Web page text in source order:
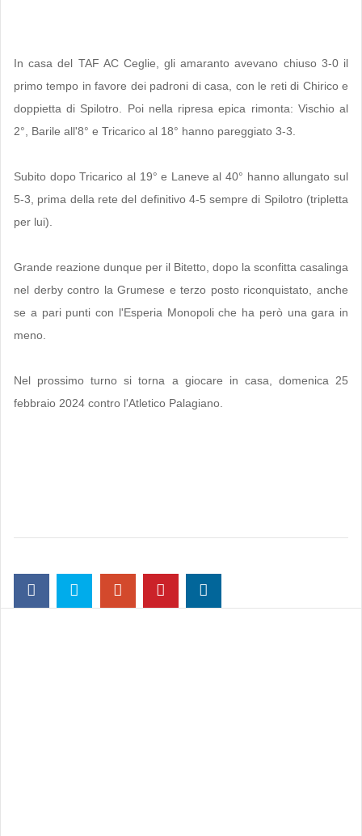
In casa del TAF AC Ceglie, gli amaranto avevano chiuso 3-0 il
primo tempo in favore dei padroni di casa, con le reti di Chirico e
doppietta di Spilotro. Poi nella ripresa epica rimonta: Vischio al
2°, Barile all'8° e Tricarico al 18° hanno pareggiato 3-3.
Subito dopo Tricarico al 19° e Laneve al 40° hanno allungato sul
5-3, prima della rete del definitivo 4-5 sempre di Spilotro (tripletta
per lui).
Grande reazione dunque per il Bitetto, dopo la sconfitta casalinga
nel derby contro la Grumese e terzo posto riconquistato, anche
se a pari punti con l'Esperia Monopoli che ha però una gara in
meno.
Nel prossimo turno si torna a giocare in casa, domenica 25
febbraio 2024 contro l'Atletico Palagiano.